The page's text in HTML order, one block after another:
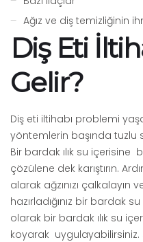
Ağız ve diş temizliğinin
Diş Eti
Gelir?
Diş eti iltihabı problemi
yöntemlerin başında
Bir bardak ılık su içerisine
çözülene dek karıştırın.
alarak ağzınızı çalkalayın
hazırladığınız bir bardak
olarak bir bardak ılık su
koyarak uygulayabilirsiniz.